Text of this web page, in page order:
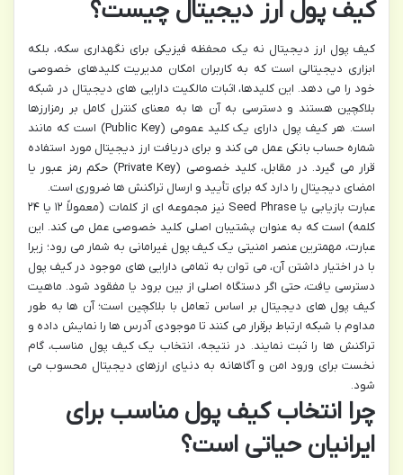
کیف پول ارز دیجیتال چیست؟
کیف پول ارز دیجیتال نه یک محفظه فیزیکی برای نگهداری سکه، بلکه
ابزاری دیجیتالی است که به کاربران امکان مدیریت کلیدهای خصوصی
خود را می دهد. این کلیدها، اثبات مالکیت دارایی های دیجیتال در شبکه
بلاکچین هستند و دسترسی به آن ها به معنای کنترل کامل بر رمزارزها
است. هر کیف پول دارای یک کلید عمومی (Public Key) است که مانند
شماره حساب بانکی عمل می کند و برای دریافت ارز دیجیتال مورد استفاده
قرار می گیرد. در مقابل، کلید خصوصی (Private Key) حکم رمز عبور یا
امضای دیجیتال را دارد که برای تأیید و ارسال تراکنش ها ضروری است.
عبارت بازیابی یا Seed Phrase نیز مجموعه ای از کلمات (معمولاً ۱۲ یا ۲۴
کلمه) است که به عنوان پشتیبان اصلی کلید خصوصی عمل می کند. این
عبارت، مهمترین عنصر امنیتی یک کیف پول غیرامانی به شمار می رود؛ زیرا
با در اختیار داشتن آن، می توان به تمامی دارایی های موجود در کیف پول
دسترسی یافت، حتی اگر دستگاه اصلی از بین برود یا مفقود شود. ماهیت
کیف پول های دیجیتال بر اساس تعامل با بلاکچین است؛ آن ها به طور
مداوم با شبکه ارتباط برقرار می کنند تا موجودی آدرس ها را نمایش داده و
تراکنش ها را ثبت نمایند. در نتیجه، انتخاب یک کیف پول مناسب، گام
نخست برای ورود امن و آگاهانه به دنیای ارزهای دیجیتال محسوب می
شود.
چرا انتخاب کیف پول مناسب برای
ایرانیان حیاتی است؟